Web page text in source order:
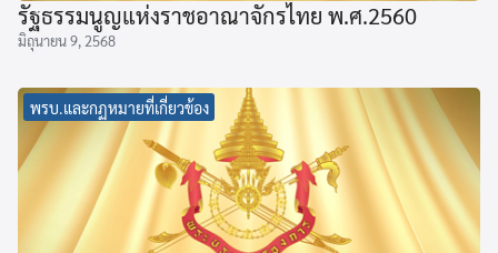
รัฐธรรมนูญแห่งราชอาณาจักรไทย พ.ศ.2560
มิถุนายน 9, 2568
พรบ.และกฏหมายที่เกี่ยวข้อง